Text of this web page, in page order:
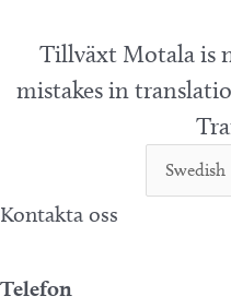
Tillväxt Motala is
mistakes in
Kontakta oss
Telefon